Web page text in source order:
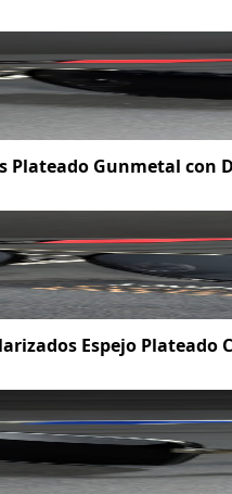
Plateado Gunmetal con
Espejo Plateado